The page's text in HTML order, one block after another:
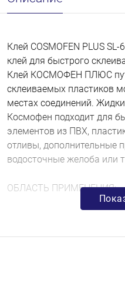
Клей COSMOFEN PLUS
клей для быстрого
Клей КОСМОФЕН ПЛЮС
склеиваемых пластиков
местах соединений.
Космофен подходит для
элементов из ПВХ,
отливы, дополнительные
водосточные желоба или
ОБЛАСТЬ ПРИМЕНЕНИЯ: